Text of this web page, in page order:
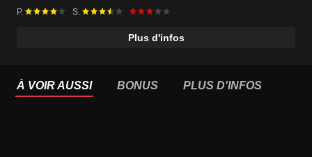
P. S.
Plus d'infos
À VOIR AUSSI BONUS PLUS D'INFOS